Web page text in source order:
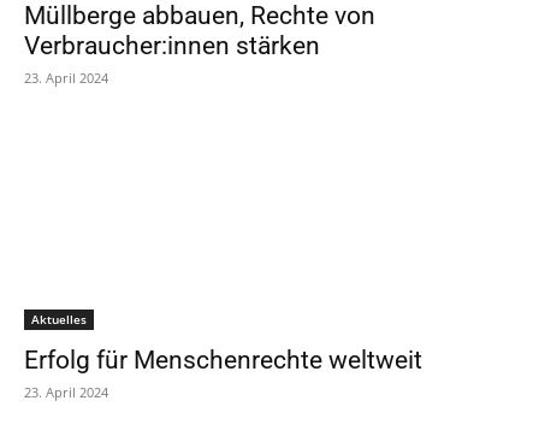
Müllberge abbauen, Rechte von
Verbraucher:innen stärken
23. April 2024
Aktuelles
Erfolg für Menschenrechte weltweit
23. April 2024